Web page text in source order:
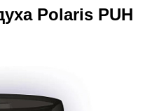
Polaris PUH